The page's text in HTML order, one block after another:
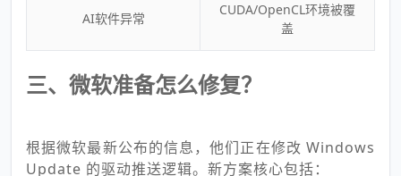
AI软件异常
CUDA/OpenCL环境被覆
盖
三、微软准备怎么修复？
根据微软最新公布的信息，他们正在修改 Windows
Update 的驱动推送逻辑。新方案核心包括：